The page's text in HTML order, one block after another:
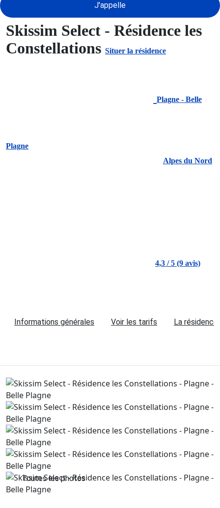
J'appelle
Skissim Select - Résidence les
Constellations Situer la résidence
Plagne - Belle
Plagne
Alpes du Nord
4,3 / 5 (9 avis)
Informations générales Voir les tarifs La résidence
Toutes les photos